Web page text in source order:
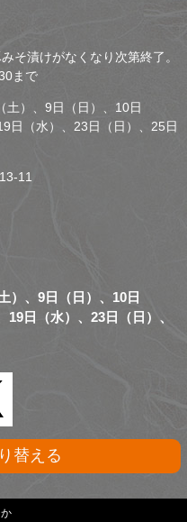
漬けがなくなり次第終了。
まで
）、9日（日）、10日
日（水）、23日（日）、25日
11
）、9日（日）、10日
19日（水）、23日（日）、
替える